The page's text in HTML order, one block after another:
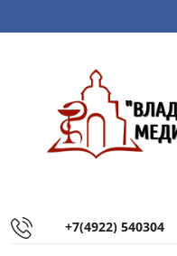
+7(4922) 540304